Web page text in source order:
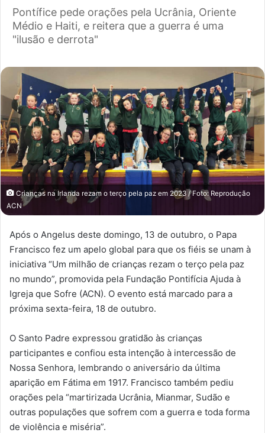
Pontífice pede orações pela Ucrânia, Oriente
Médio e Haiti, e reitera que a guerra é uma
"ilusão e derrota"
Crianças na Irlanda rezam o terço pela paz em 2023 / Foto: Reprodução
ACN
Após o Angelus deste domingo, 13 de outubro, o Papa
Francisco fez um apelo global para que os fiéis se unam à
iniciativa “Um milhão de crianças rezam o terço pela paz
no mundo”, promovida pela Fundação Pontifícia Ajuda à
Igreja que Sofre (ACN). O evento está marcado para a
próxima sexta-feira, 18 de outubro.
O Santo Padre expressou gratidão às crianças
participantes e confiou esta intenção à intercessão de
Nossa Senhora, lembrando o aniversário da última
aparição em Fátima em 1917. Francisco também pediu
orações pela “martirizada Ucrânia, Mianmar, Sudão e
outras populações que sofrem com a guerra e toda forma
de violência e miséria”.